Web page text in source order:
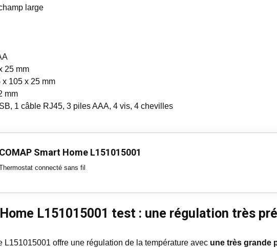
large
25 mm
x 105 x 25 mm
mm
1 câble RJ45, 3 piles AAA, 4 vis, 4 chevilles
COMAP Smart Home L151015001
connecté sans fil
L151015001 test : une régulation très
L151015001 offre une régulation de la température avec une très grande